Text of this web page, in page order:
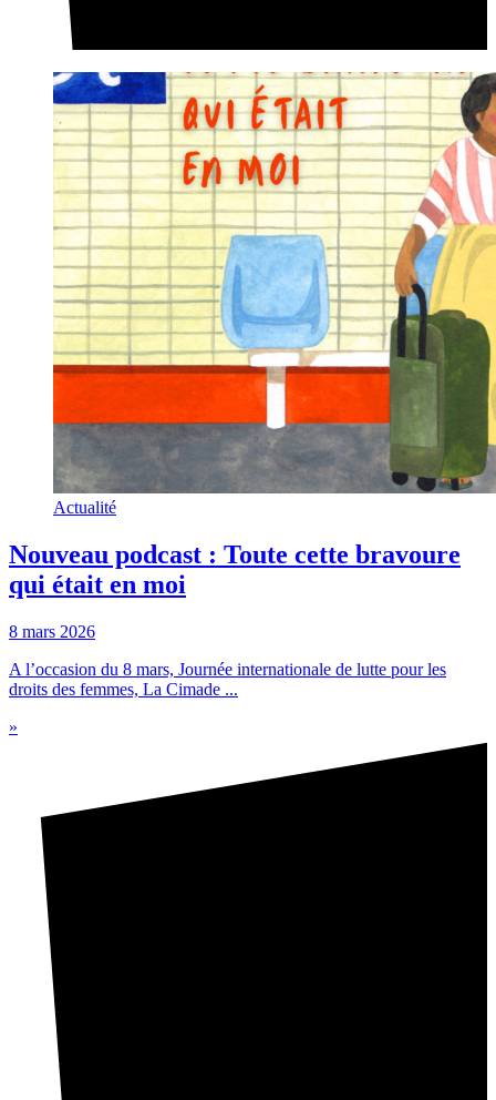
Actualité
Nouveau podcast : Toute cette bravoure
qui était en moi
8 mars 2026
A l’occasion du 8 mars, Journée internationale de lutte pour les
droits des femmes, La Cimade ...
»